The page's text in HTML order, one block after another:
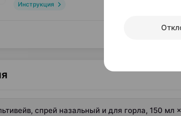
Инструкция
Показать
спрей назальный и для горла, 150 мл